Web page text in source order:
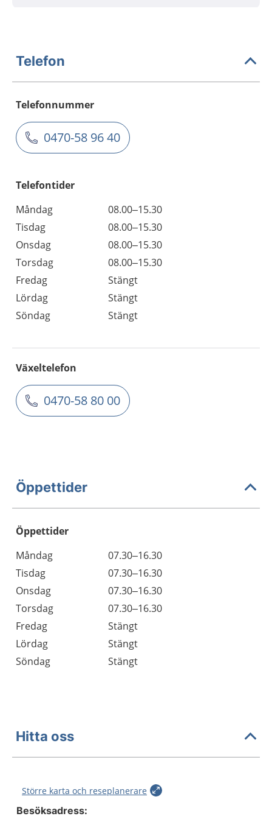
Telefon
Telefonnummer
0470-58 96 40
Telefontider
Måndag
08.00–15.30
Tisdag
08.00–15.30
Onsdag
08.00–15.30
Torsdag
08.00–15.30
Fredag
Stängt
Lördag
Stängt
Söndag
Stängt
Växeltelefon
0470-58 80 00
Öppettider
Öppettider
Dag
Öppettider
Kommentarer
Måndag
07.30–16.30
Tisdag
07.30–16.30
Onsdag
07.30–16.30
Torsdag
07.30–16.30
Fredag
Stängt
Lördag
Stängt
Söndag
Stängt
Hitta oss
Större karta och reseplanerare
Besöksadress: